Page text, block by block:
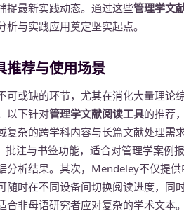
捉最新实践动态。通过这些管理学文
与实践应用奠定坚实起点。
推荐与使用场景
可或缺的环节，尤其在消化大量理论
以下针对管理学文献阅读工具的推荐
复杂的跨学科内容与长篇文献处理需
批注与书签功能，适合对管理学案例
分析结果。其次，Mendeley不仅提
随时在不同设备间切换阅读进度，同
合非母语研究者应对复杂的学术文本